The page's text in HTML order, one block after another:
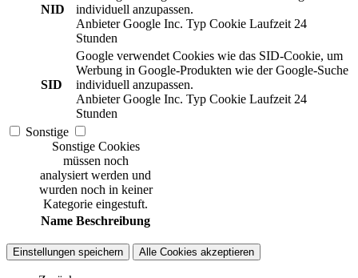
NID
individuell anzupassen.
Anbieter Google Inc. Typ Cookie Laufzeit 24
Stunden
SID
Google verwendet Cookies wie das SID-Cookie, um
Werbung in Google-Produkten wie der Google-Suche
individuell anzupassen.
Anbieter Google Inc. Typ Cookie Laufzeit 24
Stunden
Sonstige
Sonstige Cookies
müssen noch
analysiert werden und
wurden noch in keiner
Kategorie eingestuft.
Name Beschreibung
Einstellungen speichern Alle Cookies akzeptieren